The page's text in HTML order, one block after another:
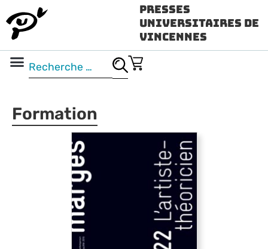
Presses
Universitaires de
Vincennes
Formation